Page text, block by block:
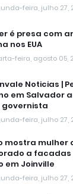
feira, julho 27,
é presa com
nos EUA
feira, agosto 05,
Noticias |
em Salvador
governista
feira, julho 27,
mostra mulher
a facadas
em Joinville
feira, julho 27,